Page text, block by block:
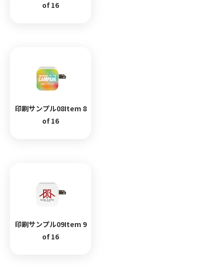
of 16
印刷サンプル08Item 8
of 16
印刷サンプル09Item 9
of 16